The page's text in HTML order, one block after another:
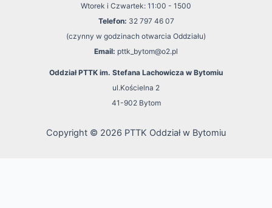
Wtorek i Czwartek: 11:00 - 1500
Telefon: 32 797 46 07
(czynny w godzinach otwarcia Oddziału)
Email: pttk_bytom@o2.pl
Oddział PTTK im. Stefana Lachowicza w Bytomiu
ul.Kościelna 2
41-902 Bytom
Copyright © 2026 PTTK Oddział w Bytomiu